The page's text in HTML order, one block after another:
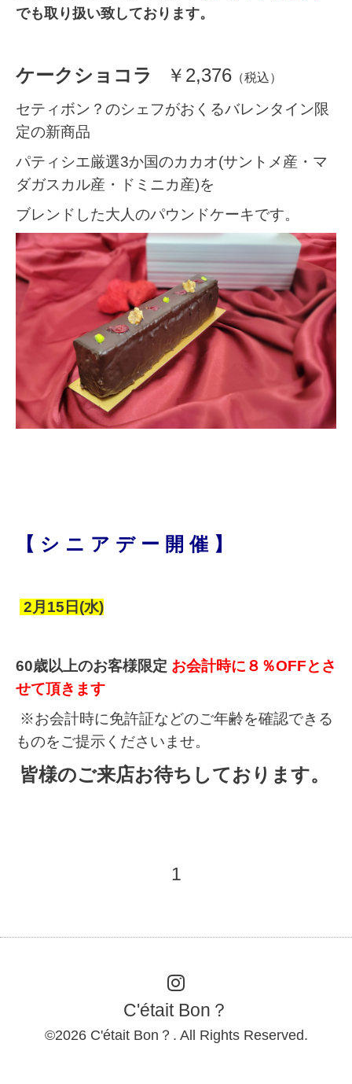
でも取り扱い致しております。
ケークショコラ ￥2,376 （税込）
セティボン？のシェフがおくるバレンタイン限
定の新商品
パティシエ厳選3か国のカカオ(サントメ産・マ
ダガスカル産・ドミニカ産)を
ブレンドした大人のパウンドケーキです。
【 シ ニ ア デ ー 開 催 】
2月15日(水)
60歳以上のお客様限定 お会計時に８％OFFとさ
せて頂きます
※お会計時に免許証などのご年齢を確認できる
ものをご提示くださいませ。
皆様のご来店お待ちしております。
1
C'était Bon？
©2026 C'était Bon？ . All Rights Reserved.